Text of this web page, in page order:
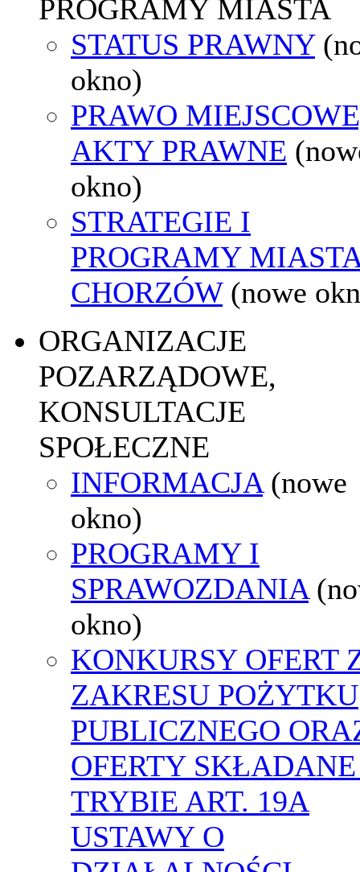
PROGRAMY MIASTA
STATUS PRAWNY
okno)
PRAWO
AKTY PRAWNE
okno)
STRATEGIE I
PROGRAMY
CHORZÓW (nowe
ORGANIZACJE
POZARZĄDOWE,
KONSULTACJE
SPOŁECZNE
INFORMACJA (nowe
okno)
PROGRAMY I
SPRAWOZDANIA
okno)
KONKURSY OFERT
ZAKRESU POŻYTKU
PUBLICZNEGO
OFERTY
TRYBIE ART. 19A
USTAWY O